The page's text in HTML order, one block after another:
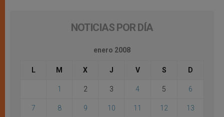
NOTICIAS POR DÍA
enero 2008
L M X J V S D
1 2 3 4 5 6
7 8 9 10 11 12 13